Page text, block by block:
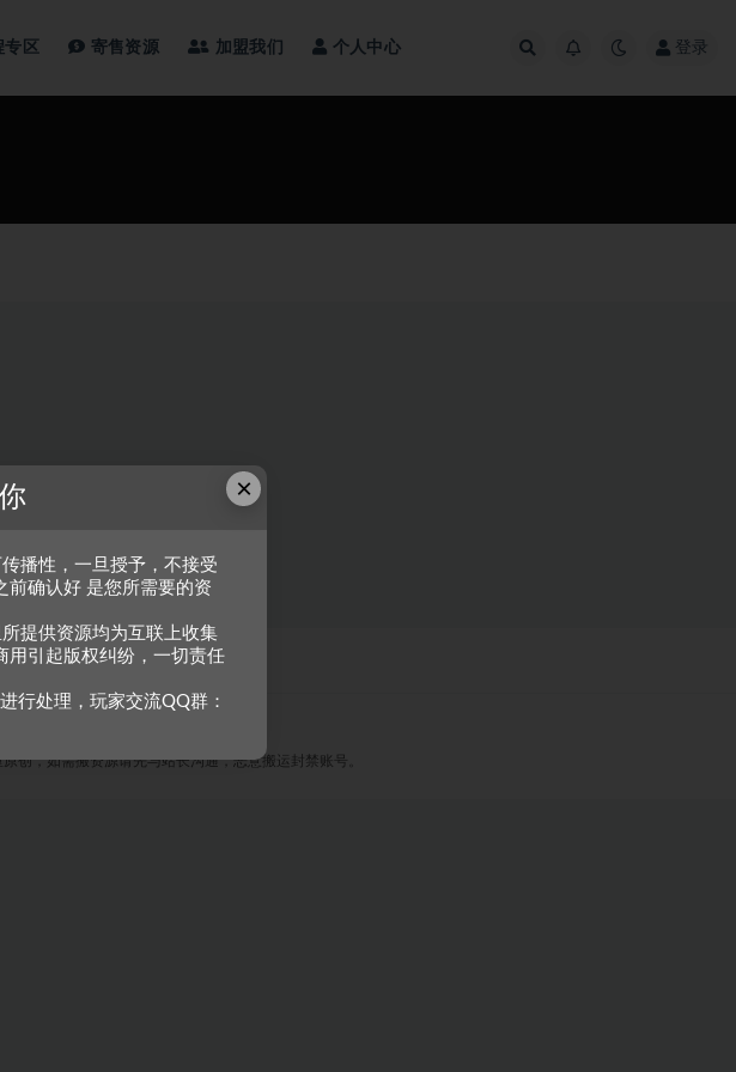
专区 寄售资源 加盟我们 个人中心 登录
创，如需搬资源请先与站长沟通，恶意搬运封禁账号。
×
播性，一旦授予，不接受
前确认好 是您所需要的资
提供资源均为互联上收集
用引起版权纠纷，一切责任
行处理，玩家交流QQ群：